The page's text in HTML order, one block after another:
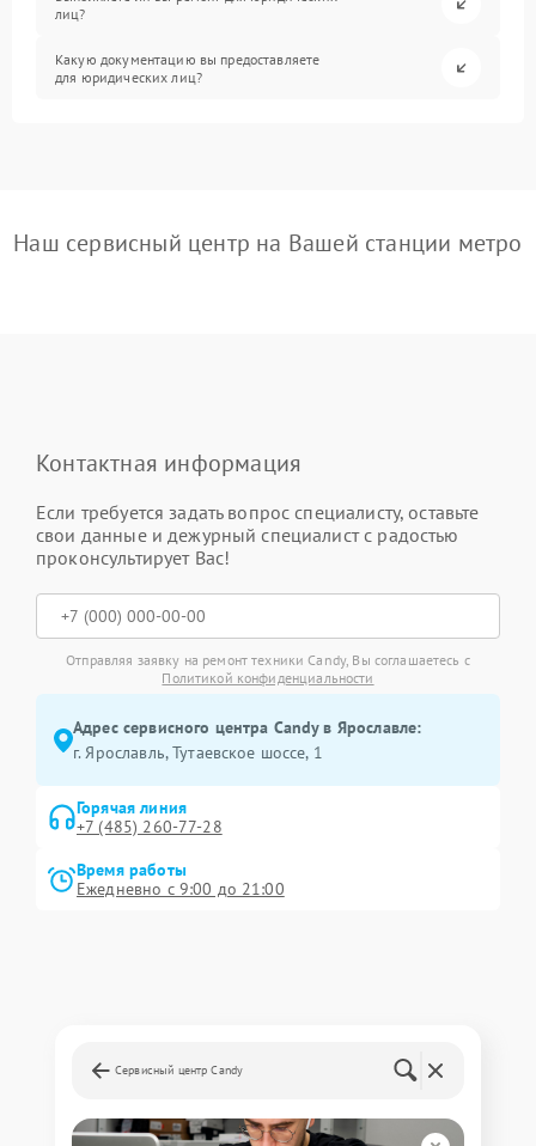
лиц?
Какую документацию вы предоставляете
для юридических лиц?
Наш сервисный центр на Вашей станции метро
Контактная информация
Если требуется задать вопрос специалисту, оставьте
свои данные и дежурный специалист с радостью
проконсультирует Вас!
Отправляя заявку на ремонт техники Candy, Вы соглашаетесь с
Политикой конфиденциальности
Адрес сервисного центра Candy в Ярославле:
г. Ярославль, Тутаевское шоссе, 1
Горячая линия
+7 (485) 260-77-28
Время работы
Ежедневно с 9:00 до 21:00
Сервисный центр Candy